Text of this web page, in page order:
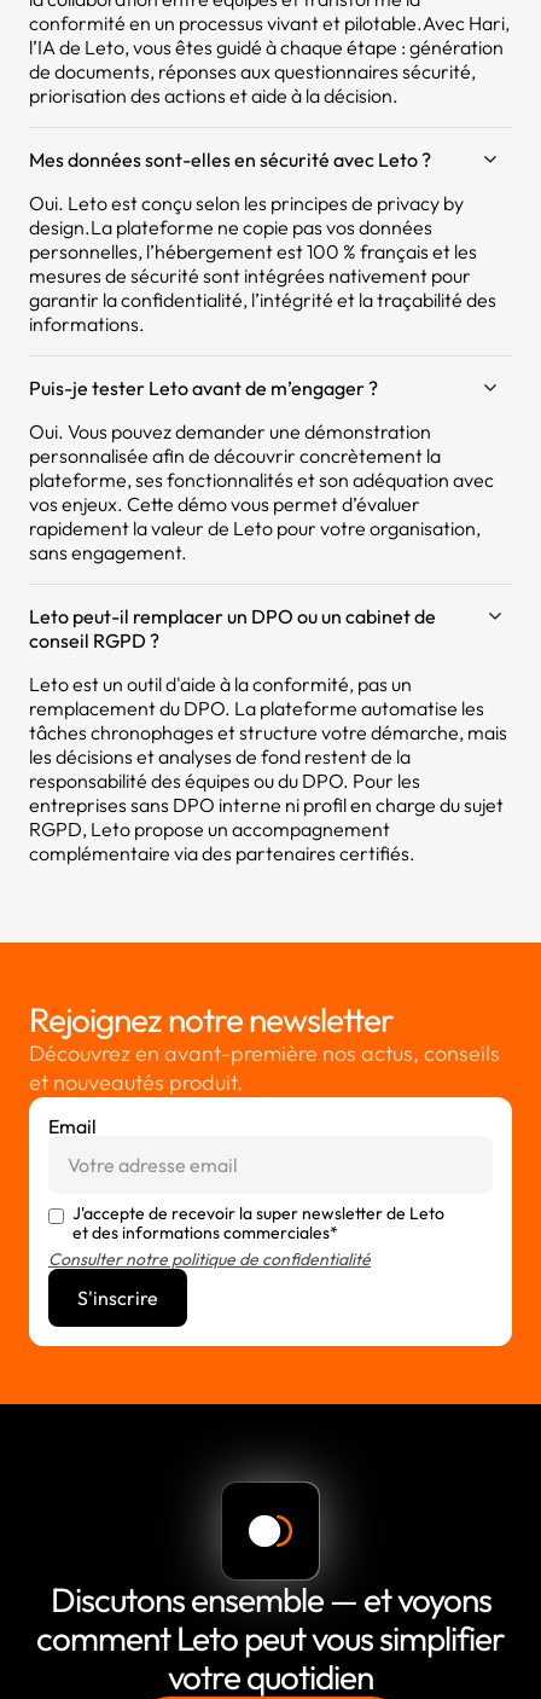
conformité en un processus vivant et pilotable.Avec Hari,
l’IA de Leto, vous êtes guidé à chaque étape : génération
de documents, réponses aux questionnaires sécurité,
priorisation des actions et aide à la décision.
Mes données sont-elles en sécurité avec Leto ?
Oui. Leto est conçu selon les principes de privacy by
design.La plateforme ne copie pas vos données
personnelles, l’hébergement est 100 % français et les
mesures de sécurité sont intégrées nativement pour
garantir la confidentialité, l’intégrité et la traçabilité des
informations.
Puis-je tester Leto avant de m’engager ?
Oui. Vous pouvez demander une démonstration
personnalisée afin de découvrir concrètement la
plateforme, ses fonctionnalités et son adéquation avec
vos enjeux. Cette démo vous permet d’évaluer
rapidement la valeur de Leto pour votre organisation,
sans engagement.
Leto peut-il remplacer un DPO ou un cabinet de
conseil RGPD ?
Leto est un outil d'aide à la conformité, pas un
remplacement du DPO. La plateforme automatise les
tâches chronophages et structure votre démarche, mais
les décisions et analyses de fond restent de la
responsabilité des équipes ou du DPO. Pour les
entreprises sans DPO interne ni profil en charge du sujet
RGPD, Leto propose un accompagnement
complémentaire via des partenaires certifiés.
Rejoignez notre newsletter
Découvrez en avant-première nos actus, conseils
et nouveautés produit.
Email
J'accepte de recevoir la super newsletter de Leto
et des informations commerciales*
Consulter notre politique de confidentialité
Discutons ensemble — et voyons
comment Leto peut vous simplifier
votre quotidien